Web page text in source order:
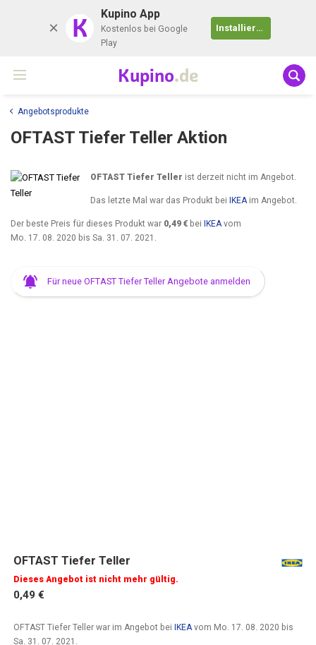
K Kupino App
Kostenlos bei Google
Play
Installieren
Kupino.de
Angebotsprodukte
OFTAST Tiefer Teller Aktion
OFTAST Tiefer Teller ist derzeit nicht im Angebot.
Das letzte Mal war das Produkt bei IKEAim Angebot.
Der beste Preis für dieses Produkt war 0,49 € bei IKEA vom
Mo. 17. 08. 2020 bis Sa. 31. 07. 2021
Für neue OFTAST Tiefer Teller Angebote anmelden
OFTAST Tiefer Teller
Dieses Angebot ist nicht mehr gültig.
0,49 €
OFTAST Tiefer Teller war im Angebot beiIKEA vom Mo. 17. 08. 2020 bis
Sa. 31. 07. 2021